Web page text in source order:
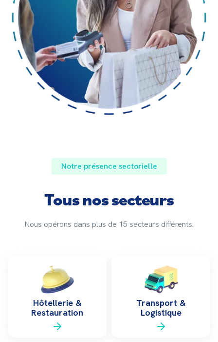
Notre présence sectorielle
Tous nos secteurs
Nous opérons dans plus de 15 secteurs différents.
Hôtellerie &
Restauration
Transport &
Logistique